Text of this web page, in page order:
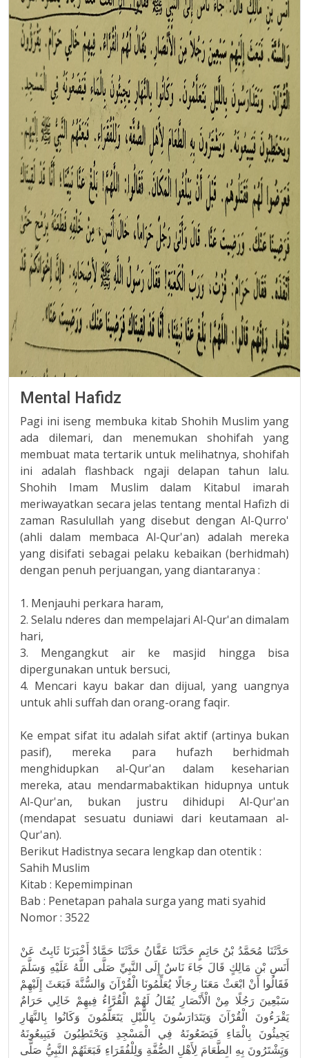
Mental Hafidz
Pagi ini iseng membuka kitab Shohih Muslim yang
ada dilemari, dan menemukan shohifah yang
membuat mata tertarik untuk melihatnya, shohifah
ini adalah flashback ngaji delapan tahun lalu.
Shohih Imam Muslim dalam Kitabul imarah
meriwayatkan secara jelas tentang mental Hafizh di
zaman Rasulullah yang disebut dengan Al-Qurro'
(ahli dalam membaca Al-Qur'an) adalah mereka
yang disifati sebagai pelaku kebaikan (berhidmah)
dengan penuh perjuangan, yang diantaranya :
1. Menjauhi perkara haram,
2. Selalu nderes dan mempelajari Al-Qur'an dimalam
hari,
3. Mengangkut air ke masjid hingga bisa
dipergunakan untuk bersuci,
4. Mencari kayu bakar dan dijual, yang uangnya
untuk ahli suffah dan orang-orang faqir.
Ke empat sifat itu adalah sifat aktif (artinya bukan
pasif), mereka para hufazh berhidmah
menghidupkan al-Qur'an dalam keseharian
mereka, atau mendarmabaktikan hidupnya untuk
Al-Qur'an, bukan justru dihidupi Al-Qur'an
(mendapat sesuatu duniawi dari keutamaan al-
Qur'an).
Berikut Hadistnya secara lengkap dan otentik :
Sahih Muslim
Kitab : Kepemimpinan
Bab : Penetapan pahala surga yang mati syahid
Nomor : 3522
حَدَّثَنَا مُحَمَّدُ بْنُ حَاتِمٍ حَدَّثَنَا عَفَّانُ حَدَّثَنَا حَمَّادٌ أَخْبَرَنَا ثَابِتٌ عَنْ
أَنَسِ بْنِ مَالِكٍ قَالَ جَاءَ نَاسٌ إِلَى النَّبِيِّ صَلَّى اللَّهُ عَلَيْهِ وَسَلَّمَ
فَقَالُوا أَنْ ابْعَثْ مَعَنَا رِجَالًا يُعَلِّمُونَا الْقُرْآنَ وَالسُّنَّةَ فَبَعَثَ إِلَيْهِمْ
سَبْعِينَ رَجُلًا مِنْ الْأَنْصَارِ يُقَالُ لَهُمْ الْقُرَّاءُ فِيهِمْ خَالِي حَرَامٌ
يَقْرَءُونَ الْقُرْآنَ وَيَتَدَارَسُونَ بِاللَّيْلِ يَتَعَلَّمُونَ وَكَانُوا بِالنَّهَارِ
يَجِيئُونَ بِالْمَاءِ فَيَضَعُونَهُ فِي الْمَسْجِدِ وَيَحْتَطِبُونَ فَيَبِيعُونَهُ
وَيَشْتَرُونَ بِهِ الطَّعَامَ لِأَهْلِ الصُّفَّةِ وَلِلْفُقَرَاءِ فَبَعَثَهُمْ النَّبِيُّ صَلَّى